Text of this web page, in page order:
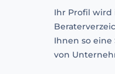
Ihr Profil wird
Ihnen so
von